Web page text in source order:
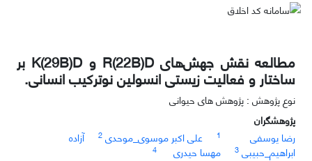
مطالعه نقش جهش‌های R(22B)D و K(29B)D بر
ساختار و فعالیت زیستی انسولین نوترکیب انسانی.
نوع پژوهش : پژوهش های حیوانی
پژوهشگران
رضا یوسفی
1 علی اکبر موسوی_موحدی 2
آزاده
ابراهیم_حبیبی 3 مهسا حیدری
4